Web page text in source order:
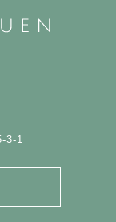
3-1